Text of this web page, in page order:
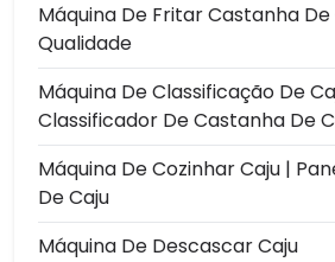
Máquina De Fritar Castanha
Qualidade
Máquina De Classificação De
Classificador De Castanha De
Máquina De Cozinhar Caju |
De Caju
Máquina De Descascar Caju